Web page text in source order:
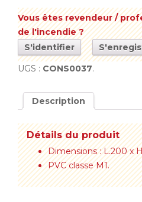
Vous êtes revendeur /
de l'incendie ?
S'identifier
UGS : CONS0037.
Description
Détails du produit
Dimensions : L.200 x
PVC classe M1.